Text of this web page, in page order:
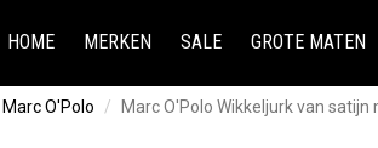
HOME MERKEN SALE GROTE MATEN
Marc O'Polo Marc O'Polo Wikkeljurk van